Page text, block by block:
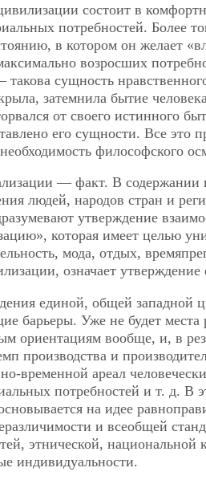
состоит в
потребностей. Более
в котором он желает
возросших
сущность
затемнила бытие
от своего истинного
его сущности. Все это
философского
— факт. В содержании
людей, народов стран и
утверждение
которая имеет целью
мода, отдых,
означает
единой, общей западной
барьеры. Уже не будет
вообще, и, в
производства и
временной ареал
потребностей и т. д. В
на идее
и всеобщей
этнической,
индивидуальности.